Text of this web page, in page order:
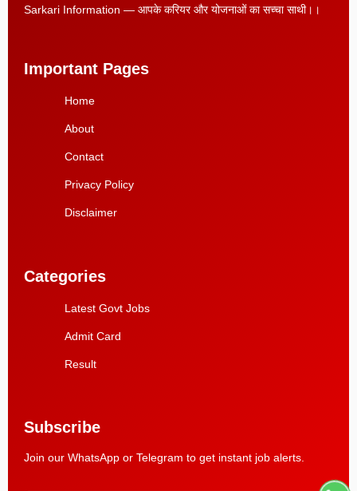
Sarkari Information — आपके करियर और योजनाओं का सच्चा साथी।।
Important Pages
Home
About
Contact
Privacy Policy
Disclaimer
Categories
Latest Govt Jobs
Admit Card
Result
Subscribe
Join our WhatsApp or Telegram to get instant job alerts.